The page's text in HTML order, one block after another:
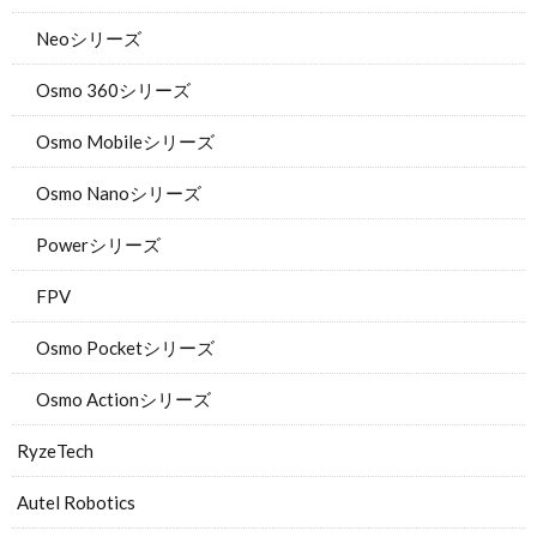
Neoシリーズ
Osmo 360シリーズ
Osmo Mobileシリーズ
Osmo Nanoシリーズ
Powerシリーズ
FPV
Osmo Pocketシリーズ
Osmo Actionシリーズ
RyzeTech
Autel Robotics